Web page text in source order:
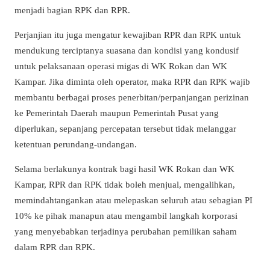
menjadi bagian RPK dan RPR.
Perjanjian itu juga mengatur kewajiban RPR dan RPK untuk
mendukung terciptanya suasana dan kondisi yang kondusif
untuk pelaksanaan operasi migas di WK Rokan dan WK
Kampar. Jika diminta oleh operator, maka RPR dan RPK wajib
membantu berbagai proses penerbitan/perpanjangan perizinan
ke Pemerintah Daerah maupun Pemerintah Pusat yang
diperlukan, sepanjang percepatan tersebut tidak melanggar
ketentuan perundang-undangan.
Selama berlakunya kontrak bagi hasil WK Rokan dan WK
Kampar, RPR dan RPK tidak boleh menjual, mengalihkan,
memindahtangankan atau melepaskan seluruh atau sebagian PI
10% ke pihak manapun atau mengambil langkah korporasi
yang menyebabkan terjadinya perubahan pemilikan saham
dalam RPR dan RPK.